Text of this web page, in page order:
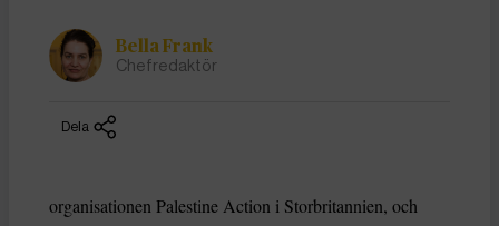
Bella Frank
Chefredaktör
Dela
organisationen Palestine Action i Storbritannien, och